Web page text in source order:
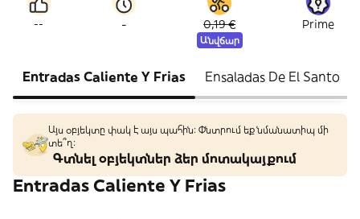
-- - 0,19 €
Անվճար
Prime
Entradas Caliente Y Frias Ensaladas De El Santo
Այս օբյեկտը փակ է այս պահին: Փնտրում եք նմանատիպ մի
տե՞ղ։
Գտնել օբյեկտներ ձեր մոտակայքում
Entradas Caliente Y Frias